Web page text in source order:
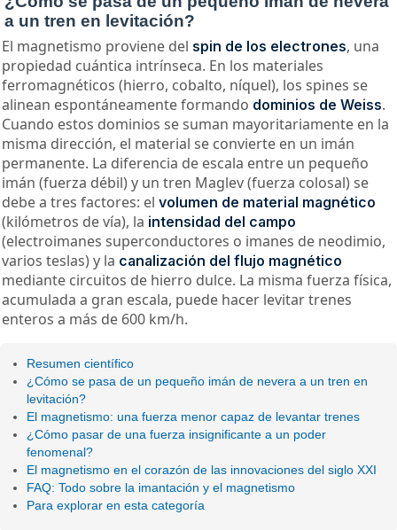
a un tren en levitación?
El magnetismo proviene del spin de los electrones, una
propiedad cuántica intrínseca. En los materiales
ferromagnéticos (hierro, cobalto, níquel), los spines se
alinean espontáneamente formando dominios de Weiss.
Cuando estos dominios se suman mayoritariamente en la
misma dirección, el material se convierte en un imán
permanente. La diferencia de escala entre un pequeño
imán (fuerza débil) y un tren Maglev (fuerza colosal) se
debe a tres factores: el volumen de material magnético
(kilómetros de vía), la intensidad del campo
(electroimanes superconductores o imanes de neodimio,
varios teslas) y la canalización del flujo magnético
mediante circuitos de hierro dulce. La misma fuerza física,
acumulada a gran escala, puede hacer levitar trenes
enteros a más de 600 km/h.
Resumen científico
¿Cómo se pasa de un pequeño imán de nevera a un tren en
levitación?
El magnetismo: una fuerza menor capaz de levantar trenes
¿Cómo pasar de una fuerza insignificante a un poder
fenomenal?
El magnetismo en el corazón de las innovaciones del siglo XXI
FAQ: Todo sobre la imantación y el magnetismo
Para explorar en esta categoría